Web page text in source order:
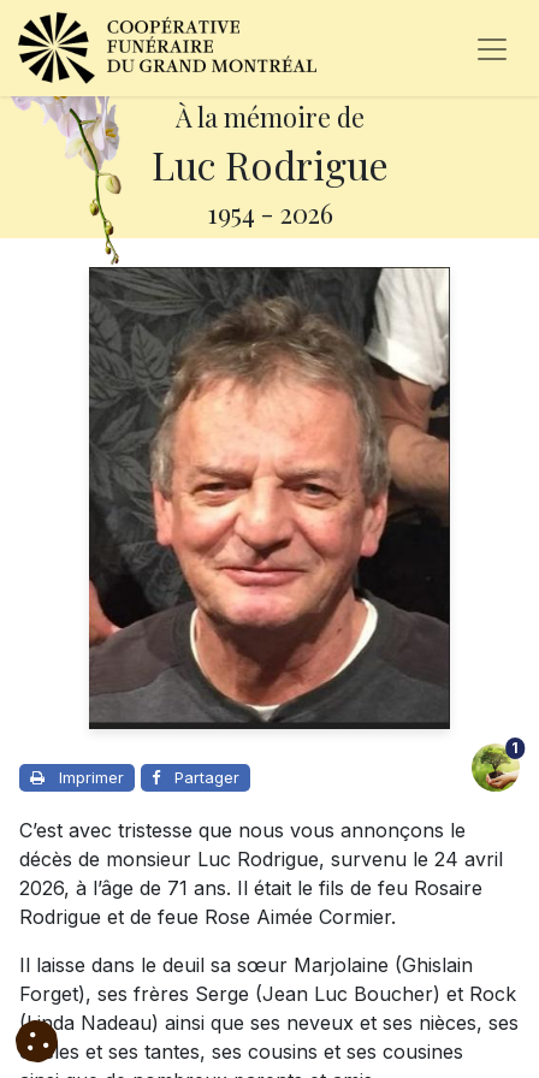
À la mémoire de
Luc Rodrigue
1954 - 2026
Imprimer Partager
1
C’est avec tristesse que nous vous annonçons le
décès de monsieur Luc Rodrigue, survenu le 24 avril
2026, à l’âge de 71 ans. Il était le fils de feu Rosaire
Rodrigue et de feue Rose Aimée Cormier.
Il laisse dans le deuil sa sœur Marjolaine (Ghislain
Forget), ses frères Serge (Jean Luc Boucher) et Rock
(Linda Nadeau) ainsi que ses neveux et ses nièces, ses
oncles et ses tantes, ses cousins et ses cousines